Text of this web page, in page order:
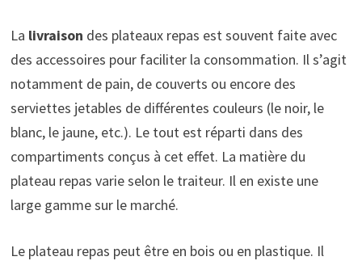
La livraison des plateaux repas est souvent faite avec
des accessoires pour faciliter la consommation. Il s’agit
notamment de pain, de couverts ou encore des
serviettes jetables de différentes couleurs (le noir, le
blanc, le jaune, etc.). Le tout est réparti dans des
compartiments conçus à cet effet. La matière du
plateau repas varie selon le traiteur. Il en existe une
large gamme sur le marché.
Le plateau repas peut être en bois ou en plastique. Il